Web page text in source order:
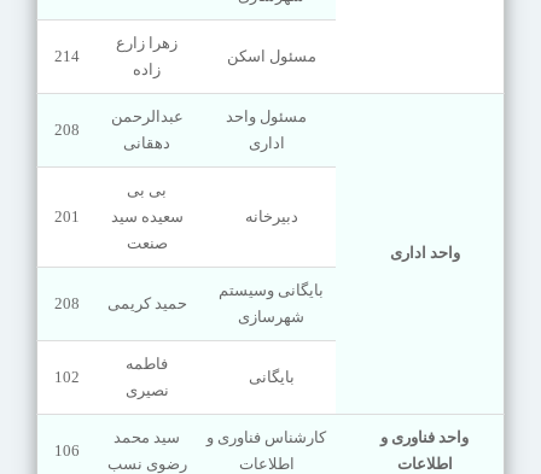
مسئول اسکن
زهرا زارع
زاده
214
واحد اداری
مسئول واحد
اداری
عبدالرحمن
دهقانی
208
دبیرخانه
بی بی
سعیده سید
صنعت
201
بایگانی وسیستم
شهرسازی
حمید کریمی 208
بایگانی
فاطمه
نصیری
102
واحد فناوری و
اطلاعات
کارشناس فناوری و
اطلاعات
سید محمد
رضوی نسب
106